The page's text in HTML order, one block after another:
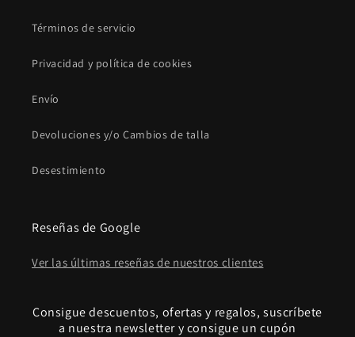
Términos de servicio
Privacidad y política de cookies
Envío
Devoluciones y/o Cambios de talla
Desestimiento
Reseñas de Google
Ver las últimas reseñas de nuestros clientes
Consigue descuentos, ofertas y regalos, suscríbete
a nuestra newsletter y consigue un cupón